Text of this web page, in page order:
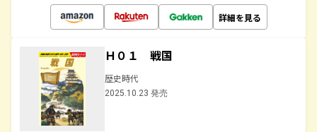
詳細を見る
Ｈ０１ 戦国
歴史時代
2025.10.23 発売